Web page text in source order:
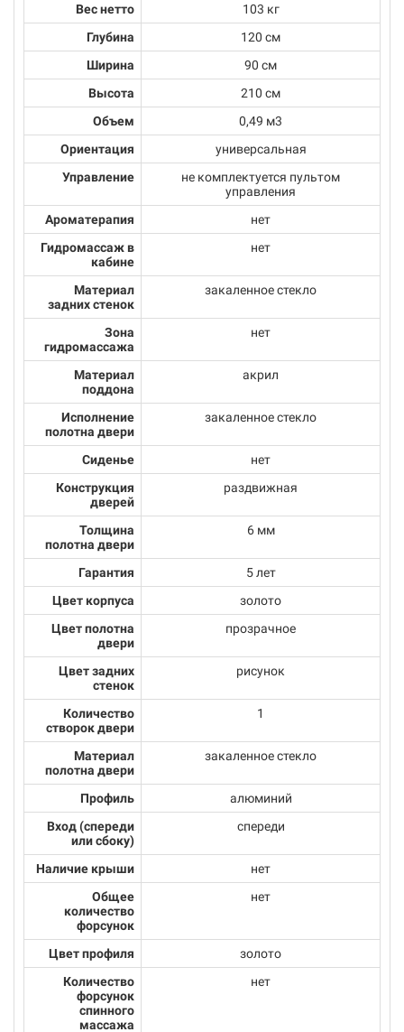
Вес нетто
103 кг
Глубина
120 см
Ширина
90 см
Высота
210 см
Объем
0,49 м3
Ориентация
универсальная
Управление
не комплектуется пультом
управления
Ароматерапия
нет
Гидромассаж в
кабине
нет
Материал
задних стенок
закаленное стекло
Зона
гидромассажа
нет
Материал
поддона
акрил
Исполнение
полотна двери
закаленное стекло
Сиденье
нет
Конструкция
дверей
раздвижная
Толщина
полотна двери
6 мм
Гарантия
5 лет
Цвет корпуса
золото
Цвет полотна
двери
прозрачное
Цвет задних
стенок
рисунок
Количество
створок двери
1
Материал
полотна двери
закаленное стекло
Профиль
алюминий
Вход (спереди
или сбоку)
спереди
Наличие крыши
нет
Общее
количество
форсунок
нет
Цвет профиля
золото
Количество
форсунок
спинного
массажа
нет